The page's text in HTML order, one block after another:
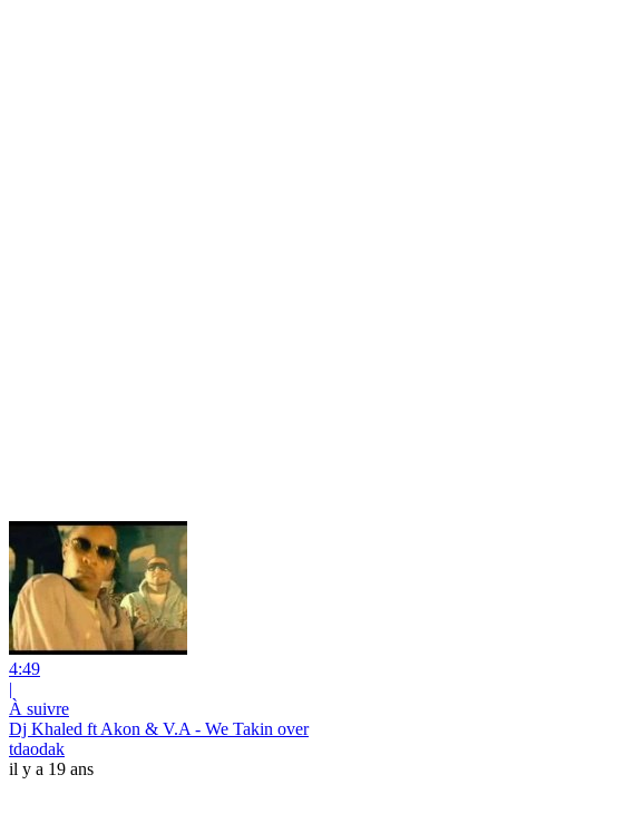
4:49
|
À suivre
Dj Khaled ft Akon & V.A - We Takin over
tdaodak
il y a 19 ans